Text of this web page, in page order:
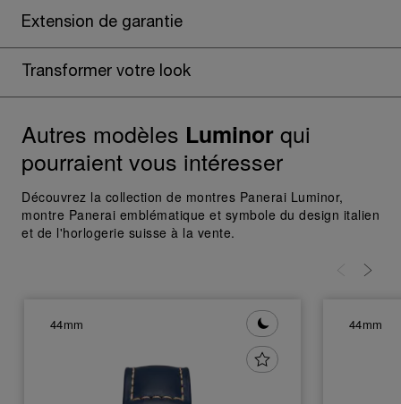
Extension de garantie
Transformer votre look
Autres modèles Luminorqui
pourraient vous intéresser
Découvrez la collection de montres Panerai Luminor,
montre Panerai emblématique et symbole du design italien
et de l'horlogerie suisse à la vente.
44mm 44mm
des cookies susmentionnés
pour l’utilisation des cookies techniques.